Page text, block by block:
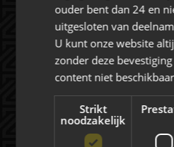
NAC
NIEUWS
ouder bent dan 24 en
uitgesloten van
U kunt onze website
zonder deze
content niet
Strikt
noodzakelijk